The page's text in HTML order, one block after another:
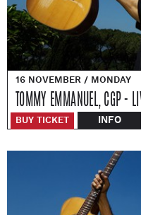
16 NOVEMBER / MONDAY
TOMMY EMMANUEL, CGP -
BUY TICKET INFO